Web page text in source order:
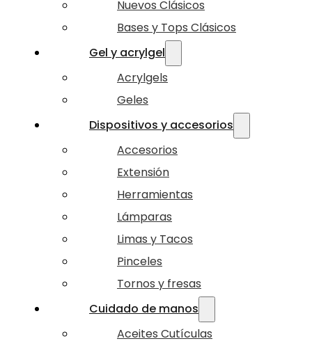
Nuevos Clásicos
Bases y Tops Clásicos
Gel y acrylgel
Acrylgels
Geles
Dispositivos y accesorios
Accesorios
Extensión
Herramientas
Lámparas
Limas y Tacos
Pinceles
Tornos y fresas
Cuidado de manos
Aceites Cutículas